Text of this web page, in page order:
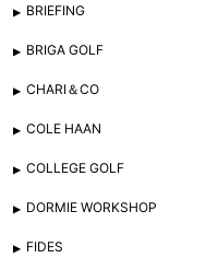
BRIEFING
BRIGA GOLF
CHARI＆CO
COLE HAAN
COLLEGE GOLF
DORMIE WORKSHOP
FIDES